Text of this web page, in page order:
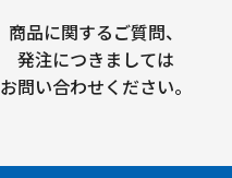
商品に関するご質問、
発注につきましては
お問い合わせください。